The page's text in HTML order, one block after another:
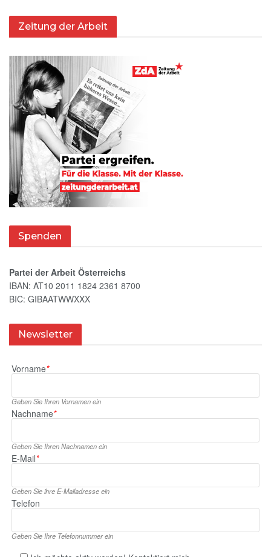
Zeitung der Arbeit
Spenden
Partei der Arbeit Österreichs
IBAN: AT10 2011 1824 2361 8700
BIC: GIBAATWWXXX
Newsletter
Vorname*
Geben Sie Ihren Vornamen ein
Nachname*
Geben Sie Ihren Nachnamen ein
E‑Mail*
Geben Sie ihre E‑Mailadresse ein
Telefon
Geben Sie Ihre Telefonnummer ein